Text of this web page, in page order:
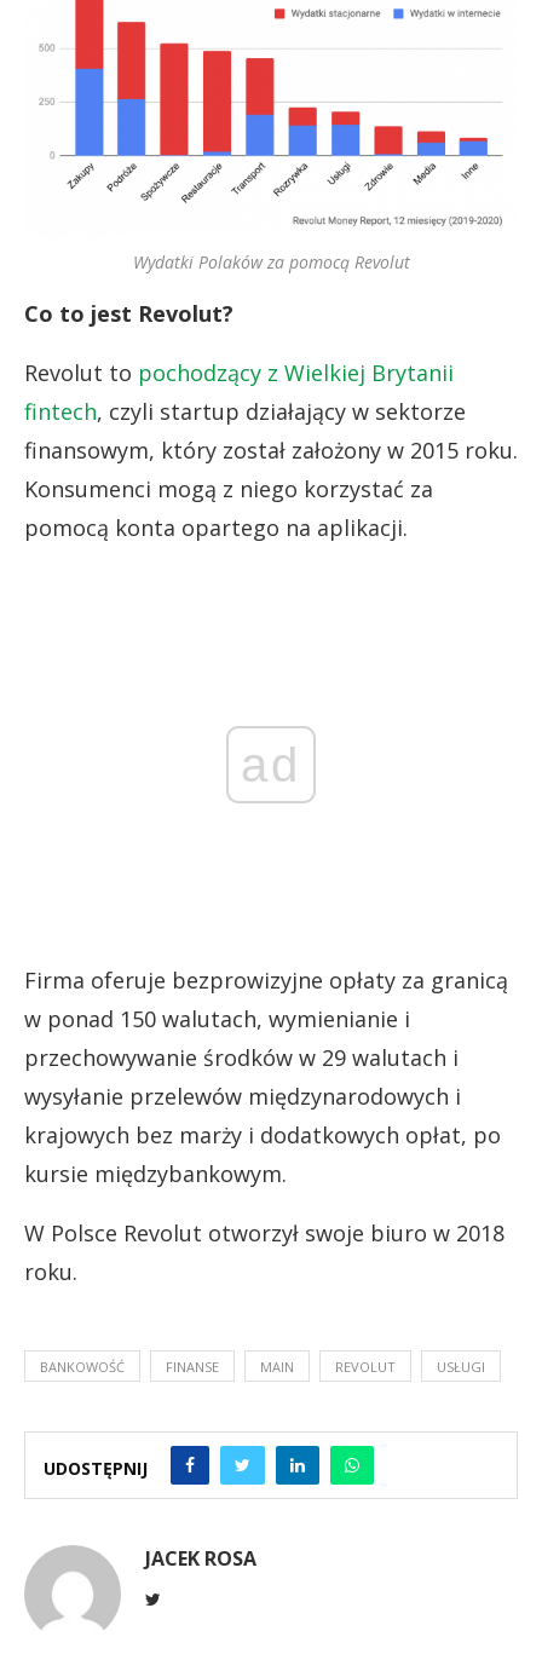
Wydatki Polaków za pomocą Revolut
Co to jest Revolut?
Revolut to pochodzący z Wielkiej Brytanii
fintech, czyli startup działający w sektorze
finansowym, który został założony w 2015 roku.
Konsumenci mogą z niego korzystać za
pomocą konta opartego na aplikacji.
ad
Firma oferuje bezprowizyjne opłaty za granicą
w ponad 150 walutach, wymienianie i
przechowywanie środków w 29 walutach i
wysyłanie przelewów międzynarodowych i
krajowych bez marży i dodatkowych opłat, po
kursie międzybankowym.
W Polsce Revolut otworzył swoje biuro w 2018
roku.
BANKOWOŚĆ FINANSE MAIN REVOLUT USŁUGI
UDOSTĘPNIJ
JACEK ROSA